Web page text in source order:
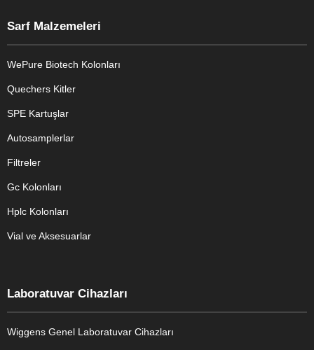
Sarf Malzemeleri
WePure Biotech Kolonları
Quechers Kitler
SPE Kartuşlar
Autosamplerlar
Filtreler
Gc Kolonları
Hplc Kolonları
Vial ve Aksesuarlar
Laboratuvar Cihazları
Wiggens Genel Laboratuvar Cihazları